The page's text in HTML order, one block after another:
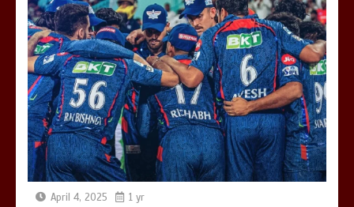
April 4, 2025 1 yr